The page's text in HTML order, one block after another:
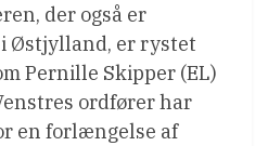
der også er
Østjylland, er rystet
Pernille Skipper (EL)
ordfører har
en forlængelse af